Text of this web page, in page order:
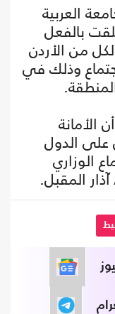
العربية
بالفعل
من الأردن
وذلك في
الأمانة
على الدول
الوزاري